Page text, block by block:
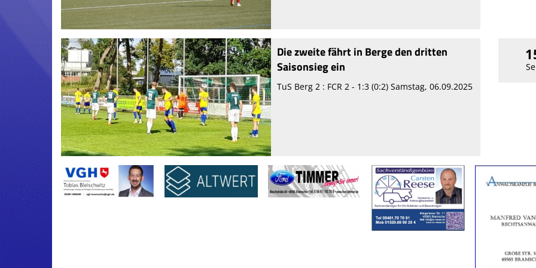
Die zweite fährt in Berge den dritten
Saisonsieg ein
TuS Berg 2 : FCR 2 - 1:3 (0:2) Samstag, 06.09.2025